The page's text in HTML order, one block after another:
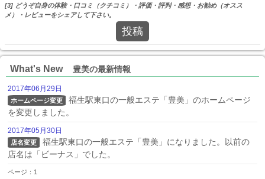
[3] どうぞ自身の体験・口コミ（クチコミ）・評価・評判・感想・お勧め（オスス
メ）・レビューをシェアして下さい。
投稿
What's New 豊美の最新情報
2017年06月29日
ホームページ変更
福生駅東口の一般エステ「豊美」のホームページ
を変更しました。
2017年05月30日
店名変更
福生駅東口の一般エステ「豊美」になりました。以前の
店名は「ビーナス」でした。
ページ：1